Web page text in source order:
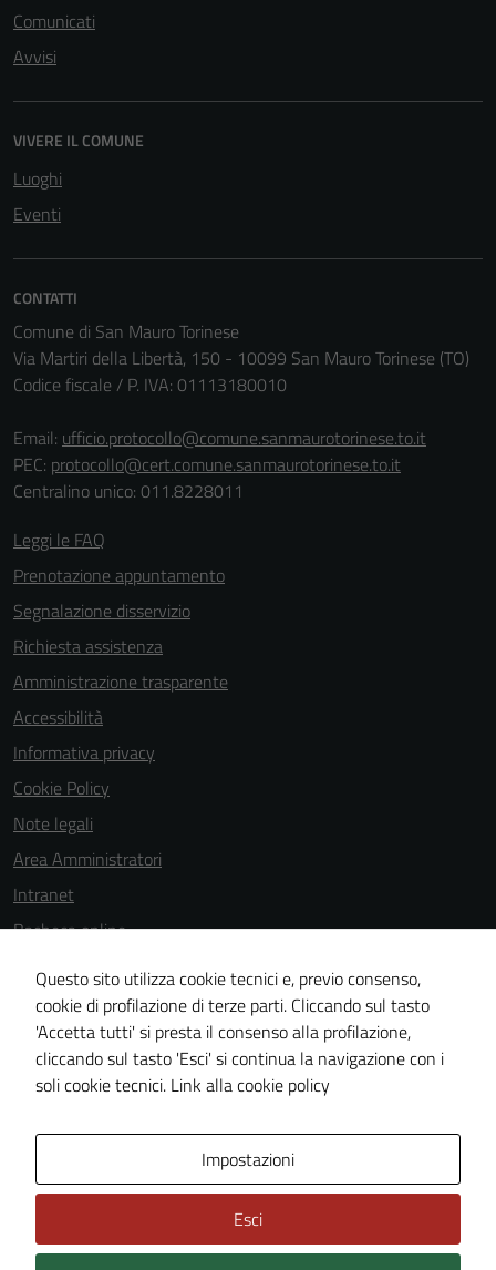
Comunicati
Avvisi
VIVERE IL COMUNE
Luoghi
Eventi
CONTATTI
Comune di San Mauro Torinese
Via Martiri della Libertà, 150 - 10099 San Mauro Torinese (TO)
Codice fiscale / P. IVA: 01113180010
Email: ufficio.protocollo@comune.sanmaurotorinese.to.it
PEC: protocollo@cert.comune.sanmaurotorinese.to.it
Centralino unico: 011.8228011
Leggi le FAQ
Prenotazione appuntamento
Segnalazione disservizio
Richiesta assistenza
Amministrazione trasparente
Accessibilità
Informativa privacy
Cookie Policy
Note legali
Area Amministratori
Intranet
Bacheca online
Dichiarazione di accessibilità
Dichiarazione di accessibilità e modalità di segnalazioni di non
conformità
Piano di miglioramento del sito
Questo sito utilizza cookie tecnici e, previo consenso,
cookie di profilazione di terze parti. Cliccando sul tasto
'Accetta tutti' si presta il consenso alla profilazione,
cliccando sul tasto 'Esci' si continua la navigazione con i
soli cookie tecnici. Link alla cookie policy
Impostazioni
Esci